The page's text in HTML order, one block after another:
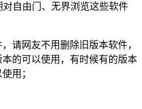
自由门、无界浏览这些软件
请网友不用删除旧版本软件，
的可以使用，有时候有的版本
用；